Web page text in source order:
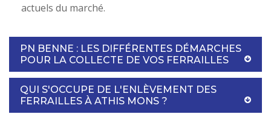
actuels du marché.
PN BENNE : LES DIFFÉRENTES DÉMARCHES
POUR LA COLLECTE DE VOS FERRAILLES
QUI S'OCCUPE DE L'ENLÈVEMENT DES
FERRAILLES À ATHIS MONS ?